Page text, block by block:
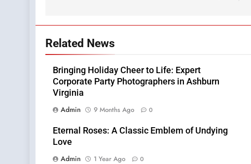
Related News
Bringing Holiday Cheer to Life: Expert
Corporate Party Photographers in Ashburn
Virginia
Admin
9 Months Ago 0
Eternal Roses: A Classic Emblem of Undying
Love
Admin
1 Year Ago 0